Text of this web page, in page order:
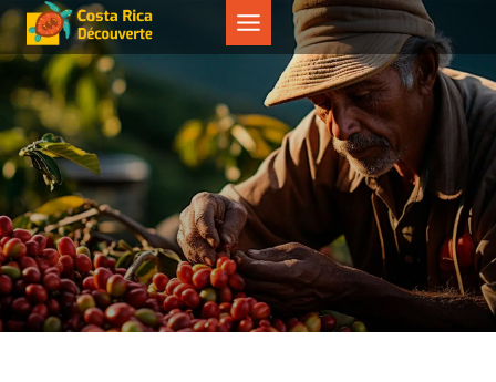
Aller
contenu